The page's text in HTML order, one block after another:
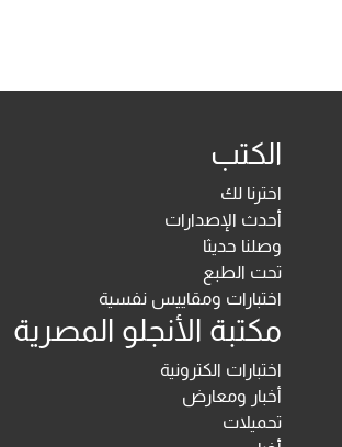
الكتب
اخترنا لك
أحدث الإصدارات
وصلنا حديثا
تحت الطبع
اختبارات ومقاييس نفسية
مكتبة الأنجلو المصرية
اختبارات الكترونية
أخبار ومعارض
تحميلات